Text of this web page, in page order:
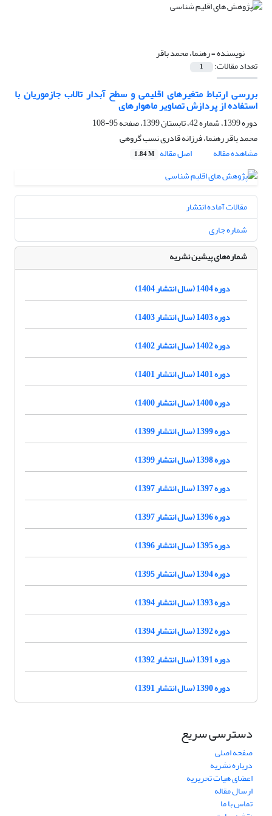
نویسنده =رهنما، محمد باقر
تعداد مقالات: 1
بررسی ارتباط متغیرهای اقلیمی و سطح آبدار تالاب جازموریان با
استفاده از پردازش تصاویر ماهواره‏ای
دوره 1399، شماره 42، تابستان 1399، صفحه
95-108
محمد باقر رهنما، فرزانه قادری نسب گروهی
مشاهده مقاله
اصل مقاله 1.84 M
مقالات آماده انتشار
شماره جاری
شماره‌های پیشین نشریه
دوره 1404 (سال انتشار 1404)
دوره 1403 (سال انتشار 1403)
دوره 1402 (سال انتشار 1402)
دوره 1401 (سال انتشار 1401)
دوره 1400 (سال انتشار 1400)
دوره 1399 (سال انتشار 1399)
دوره 1398 (سال انتشار 1399)
دوره 1397 (سال انتشار 1397)
دوره 1396 (سال انتشار 1397)
دوره 1395 (سال انتشار 1396)
دوره 1394 (سال انتشار 1395)
دوره 1393 (سال انتشار 1394)
دوره 1392 (سال انتشار 1394)
دوره 1391 (سال انتشار 1392)
دوره 1390 (سال انتشار 1391)
دسترسی سریع
صفحه اصلی
درباره نشریه
اعضای هیات تحریریه
ارسال مقاله
تماس با ما